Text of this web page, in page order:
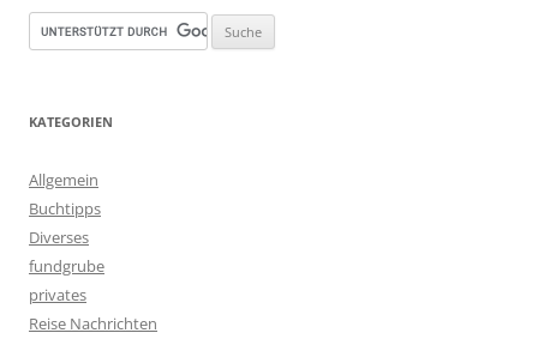
KATEGORIEN
Allgemein
Buchtipps
Diverses
fundgrube
privates
Reise Nachrichten